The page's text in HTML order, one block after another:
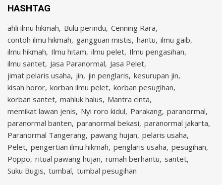
HASHTAG
ahli ilmu hikmah Bulu perindu Cenning Rara
contoh ilmu hikmah gangguan mistis hantu ilmu gaib
ilmu hikmah Ilmu hitam ilmu pelet Ilmu pengasihan
ilmu santet Jasa Paranormal Jasa Pelet
jimat pelaris usaha jin jin penglaris kesurupan jin
kisah horor korban ilmu pelet korban pesugihan
korban santet mahluk halus Mantra cinta
memikat lawan jenis Nyi roro kidul Parakang paranormal
paranormal banten paranormal bekasi paranormal jakarta
Paranormal Tangerang pawang hujan pelaris usaha
Pelet pengertian ilmu hikmah penglaris usaha pesugihan
Poppo ritual pawang hujan rumah berhantu santet
Suku Bugis tumbal tumbal pesugihan